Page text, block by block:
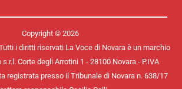
Copyright © 2026
i diritti riservati La Voce di Novara è un marchio
Corte degli Arrotini 1 - 28100 Novara - P.IVA
registrata presso il Tribunale di Novara n. 638/17